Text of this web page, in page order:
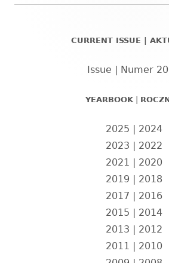
CURRENT ISSUE |
Issue | Numer
YEARBOOK|
2025 | 2024
2023 | 2022
2021 | 2020
2019 | 2018
2017 | 2016
2015 | 2014
2013 | 2012
2011 | 2010